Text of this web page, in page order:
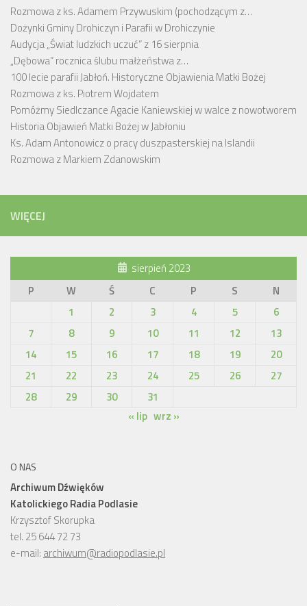
Rozmowa z ks. Adamem Przywuskim (pochodzącym z…
Dożynki Gminy Drohiczyn i Parafii w Drohiczynie
Audycja „Świat ludzkich uczuć” z 16 sierpnia
„Dębowa” rocznica ślubu małżeństwa z…
100 lecie parafii Jabłoń. Historyczne Objawienia Matki Bożej
Rozmowa z ks. Piotrem Wojdatem
Pomóżmy Siedlczance Agacie Kaniewskiej w walce z nowotworem
Historia Objawień Matki Bożej w Jabłoniu
Ks. Adam Antonowicz o pracy duszpasterskiej na Islandii
Rozmowa z Markiem Zdanowskim
WIĘCEJ
sierpień 2023
P
W Ś C P S
N
1
2 3 4 5
6
7
8 9 10 11 12
13
14
15 16 17 18 19
20
21
22 23 24 25 26
27
28
29 30
31
« lip wrz »
O NAS
Archiwum Dźwięków
Katolickiego Radia Podlasie
Krzysztof Skorupka
tel. 25 644 72 73
e-mail: archiwum@radiopodlasie.pl